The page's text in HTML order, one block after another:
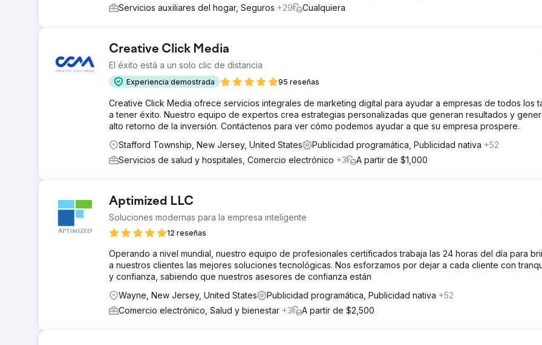
Servicios auxiliares del hogar, Seguros +29 Cualquiera
Creative Click Media
El éxito está a un solo clic de distancia
Experiencia demostrada 95 reseñas
Creative Click Media ofrece servicios integrales de marketing digital para ayudar a empresas de todos los
a tener éxito. Nuestro equipo de expertos crea estrategias personalizadas que generan resultados y
alto retorno de la inversión. Contáctenos para ver cómo podemos ayudar a que su empresa prospere.
Stafford Township, New Jersey, United States
Publicidad programática, Publicidad nativa +52
Servicios de salud y hospitales, Comercio electrónico +3 A partir de $1,000
Aptimized LLC
Soluciones modernas para la empresa inteligente
12 reseñas
Operando a nivel mundial, nuestro equipo de profesionales certificados trabaja las 24 horas del día para
a nuestros clientes las mejores soluciones tecnológicas. Nos esforzamos por dejar a cada cliente con
y confianza, sabiendo que nuestros asesores de confianza están
Wayne, New Jersey, United States
Publicidad programática, Publicidad nativa +52
Comercio electrónico, Salud y bienestar +3 A partir de $2,500